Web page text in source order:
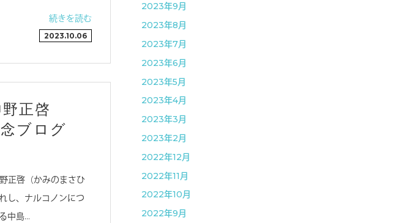
続きを読む
2023.10.06
正啓
ブログ
正啓（かみのまさひ
し、ナルコノンにつ
中島…
2023年9月
2023年8月
2023年7月
2023年6月
2023年5月
2023年4月
2023年3月
2023年2月
2022年12月
2022年11月
2022年10月
2022年9月